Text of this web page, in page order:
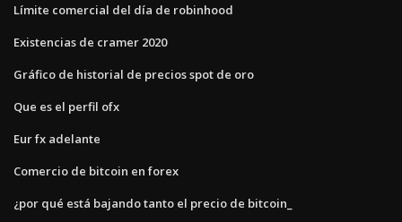
Límite comercial del día de robinhood
Existencias de cramer 2020
Gráfico de historial de precios spot de oro
Que es el perfil ofx
Eur fx adelante
Comercio de bitcoin en forex
¿por qué está bajando tanto el precio de bitcoin_